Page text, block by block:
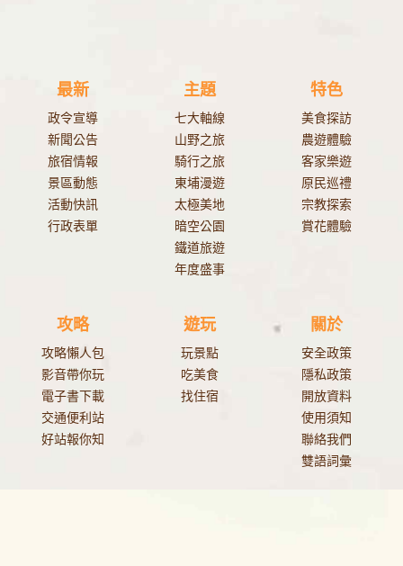
最新
政令宣導
新聞公告
旅宿情報
景區動態
活動快訊
行政表單
主題
七大軸線
山野之旅
騎行之旅
東埔漫遊
太極美地
暗空公園
鐵道旅遊
年度盛事
特色
美食探訪
農遊體驗
客家樂遊
原民巡禮
宗教探索
賞花體驗
攻略
攻略懶人包
影音帶你玩
電子書下載
交通便利站
好站報你知
遊玩
玩景點
吃美食
找住宿
關於
安全政策
隱私政策
開放資料
使用須知
聯絡我們
雙語詞彙